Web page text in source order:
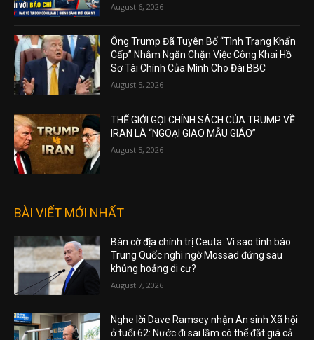
August 6, 2026
Ông Trump Đã Tuyên Bố “Tình Trạng Khẩn
Cấp” Nhằm Ngăn Chặn Việc Công Khai Hồ
Sơ Tài Chính Của Mình Cho Đài BBC
August 5, 2026
THẾ GIỚI GỌI CHÍNH SÁCH CỦA TRUMP VỀ
IRAN LÀ “NGOẠI GIAO MẪU GIÁO”
August 5, 2026
BÀI VIẾT MỚI NHẤT
Bàn cờ địa chính trị Ceuta: Vì sao tình báo
Trung Quốc nghi ngờ Mossad đứng sau
khủng hoảng di cư?
August 7, 2026
Nghe lời Dave Ramsey nhận An sinh Xã hội
ở tuổi 62: Nước đi sai lầm có thể đắt giá cả